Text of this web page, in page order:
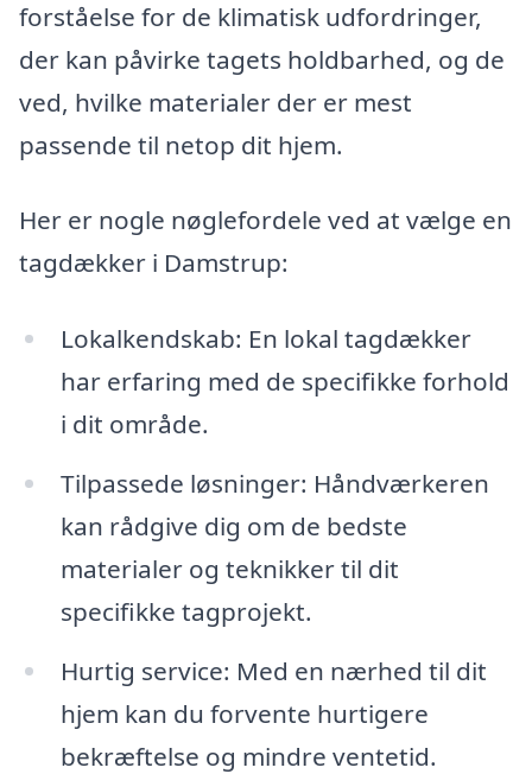
forståelse for de klimatisk udfordringer,
der kan påvirke tagets holdbarhed, og de
ved, hvilke materialer der er mest
passende til netop dit hjem.
Her er nogle nøglefordele ved at vælge en
tagdækker i Damstrup:
Lokalkendskab: En lokal tagdækker
har erfaring med de specifikke forhold
i dit område.
Tilpassede løsninger: Håndværkeren
kan rådgive dig om de bedste
materialer og teknikker til dit
specifikke tagprojekt.
Hurtig service: Med en nærhed til dit
hjem kan du forvente hurtigere
bekræftelse og mindre ventetid.